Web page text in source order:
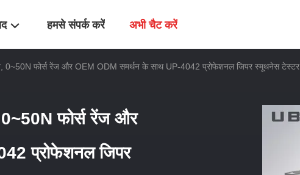
हमसे संपर्क करें अभी चैट करें
0~50N फोर्स रेंज और OEM ODM समर्थन के साथ UP-4042 प्रोफेशनल जिपर स्मूथनेस टेस्टर
0~50N फोर्स रेंज और
प्रोफेशनल जिपर